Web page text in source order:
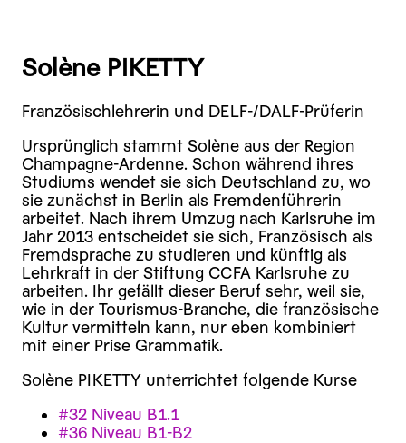
Solène PIKETTY
Französischlehrerin und DELF-/DALF-Prüferin
Ursprünglich stammt Solène aus der Region
Champagne-Ardenne. Schon während ihres
Studiums wendet sie sich Deutschland zu, wo
sie zunächst in Berlin als Fremdenführerin
arbeitet. Nach ihrem Umzug nach Karlsruhe im
Jahr 2013 entscheidet sie sich, Französisch als
Fremdsprache zu studieren und künftig als
Lehrkraft in der Stiftung CCFA Karlsruhe zu
arbeiten. Ihr gefällt dieser Beruf sehr, weil sie,
wie in der Tourismus-Branche, die französische
Kultur vermitteln kann, nur eben kombiniert
mit einer Prise Grammatik.
Solène PIKETTY unterrichtet folgende Kurse
#32 Niveau B1.1
#36 Niveau B1-B2